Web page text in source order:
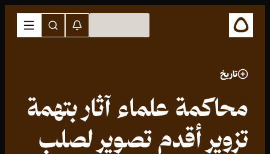
تاريخ
محاكمة علماء آثار بتهمة
تزوير أقدم تصوير لصلب